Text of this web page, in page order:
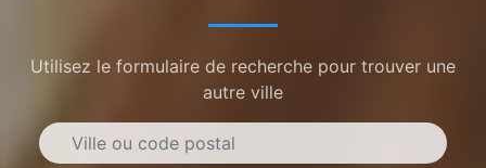
Utilisez le formulaire de recherche pour trouver une
autre ville